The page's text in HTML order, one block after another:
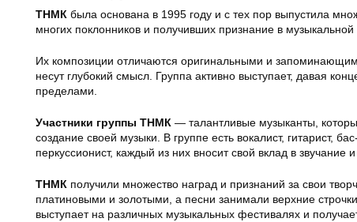
ТНМК была основана в 1995 году и с тех пор выпустила
многих поклонников и получивших признание в музыкальной
Их композиции отличаются оригинальными и
несут глубокий смысл. Группа активно выступает, давая
пределами.
Участники группы ТНМК — талантливые музыканты,
создание своей музыки. В группе есть вокалист, гитарист,
перкуссионист, каждый из них вносит свой вклад в звучание
ТНМК получили множество наград и признаний за свои
платиновыми и золотыми, а песни занимали верхние
выступает на различных музыкальных фестивалях и